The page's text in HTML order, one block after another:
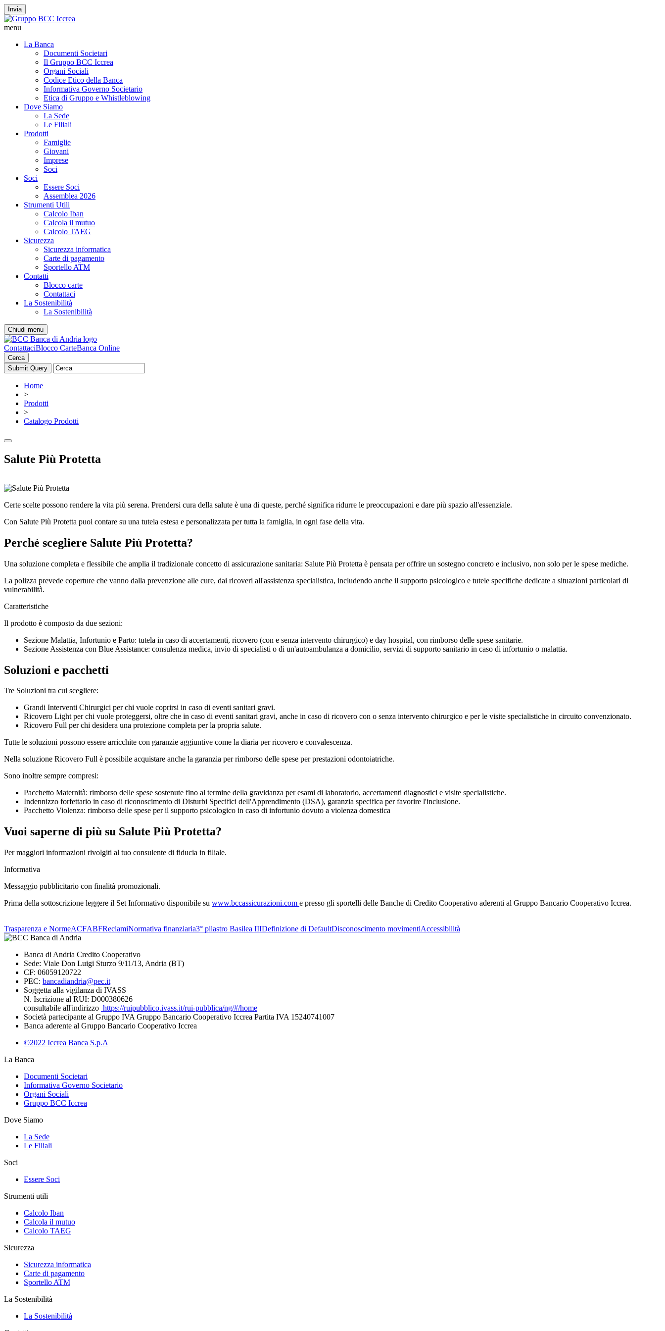
Invia
menu
La Banca
Documenti Societari
Il Gruppo BCC Iccrea
Organi Sociali
Codice Etico della Banca
Informativa Governo Societario
Etica di Gruppo e Whistleblowing
Dove Siamo
La Sede
Le Filiali
Prodotti
Famiglie
Giovani
Imprese
Soci
Soci
Essere Soci
Assemblea 2026
Strumenti Utili
Calcolo Iban
Calcola il mutuo
Calcolo TAEG
Sicurezza
Sicurezza informatica
Carte di pagamento
Sportello ATM
Contatti
Blocco carte
Contattaci
La Sostenibilità
La Sostenibilità
Chiudi menu
ContattaciBlocco CarteBanca Online
Cerca
Home
>
Prodotti
>
Catalogo Prodotti
Salute Più Protetta
Certe scelte possono rendere la vita più serena. Prendersi cura della salute è una di queste, perché significa ridurre le preoccupazioni e dare più spazio all'essenziale.
Con Salute Più Protetta puoi contare su una tutela estesa e personalizzata per tutta la famiglia, in ogni fase della vita.
Perché scegliere Salute Più Protetta?
Una soluzione completa e flessibile che amplia il tradizionale concetto di assicurazione sanitaria: Salute Più Protetta è pensata per offrire un sostegno concreto e inclusivo, non solo per le spese mediche.
La polizza prevede coperture che vanno dalla prevenzione alle cure, dai ricoveri all'assistenza specialistica, includendo anche il supporto psicologico e tutele specifiche dedicate a situazioni particolari di
vulnerabilità.
Caratteristiche
Il prodotto è composto da due sezioni:
Sezione Malattia, Infortunio e Parto: tutela in caso di accertamenti, ricovero (con e senza intervento chirurgico) e day hospital, con rimborso delle spese sanitarie.
Sezione Assistenza con Blue Assistance: consulenza medica, invio di specialisti o di un'autoambulanza a domicilio, servizi di supporto sanitario in caso di infortunio o malattia.
Soluzioni e pacchetti
Tre Soluzioni tra cui scegliere:
Grandi Interventi Chirurgici per chi vuole coprirsi in caso di eventi sanitari gravi.
Ricovero Light per chi vuole proteggersi, oltre che in caso di eventi sanitari gravi, anche in caso di ricovero con o senza intervento chirurgico e per le visite specialistiche in circuito convenzionato.
Ricovero Full per chi desidera una protezione completa per la propria salute.
Tutte le soluzioni possono essere arricchite con garanzie aggiuntive come la diaria per ricovero e convalescenza.
Nella soluzione Ricovero Full è possibile acquistare anche la garanzia per rimborso delle spese per prestazioni odontoiatriche.
Sono inoltre sempre compresi:
Pacchetto Maternità: rimborso delle spese sostenute fino al termine della gravidanza per esami di laboratorio, accertamenti diagnostici e visite specialistiche.
Indennizzo forfettario in caso di riconoscimento di Disturbi Specifici dell'Apprendimento (DSA), garanzia specifica per favorire l'inclusione.
Pacchetto Violenza: rimborso delle spese per il supporto psicologico in caso di infortunio dovuto a violenza domestica
Vuoi saperne di più su Salute Più Protetta?
Per maggiori informazioni rivolgiti al tuo consulente di fiducia in filiale.
Informativa
Messaggio pubblicitario con finalità promozionali.
Prima della sottoscrizione leggere il Set Informativo disponibile su www.bccassicurazioni.com e presso gli sportelli delle Banche di Credito Cooperativo aderenti al Gruppo Bancario Cooperativo Iccrea.
Trasparenza e NormeACFABFReclamiNormativa finanziaria3° pilastro Basilea IIIDefinizione di DefaultDisconoscimento movimentiAccessibilità
Banca di Andria Credito Cooperativo
Sede: Viale Don Luigi Sturzo 9/11/13, Andria (BT)
CF: 06059120722
PEC: bancadiandria@pec.it
Soggetta alla vigilanza di IVASS
N. Iscrizione al RUI: D000380626
consultabile all'indirizzo https://ruipubblico.ivass.it/rui-pubblica/ng/#/home
Società partecipante al Gruppo IVA Gruppo Bancario Cooperativo Iccrea Partita IVA 15240741007
Banca aderente al Gruppo Bancario Cooperativo Iccrea
©2022 Iccrea Banca S.p.A
La Banca
Documenti Societari
Informativa Governo Societario
Organi Sociali
Gruppo BCC Iccrea
Dove Siamo
La Sede
Le Filiali
Soci
Essere Soci
Strumenti utili
Calcolo Iban
Calcola il mutuo
Calcolo TAEG
Sicurezza
Sicurezza informatica
Carte di pagamento
Sportello ATM
La Sostenibilità
La Sostenibilità